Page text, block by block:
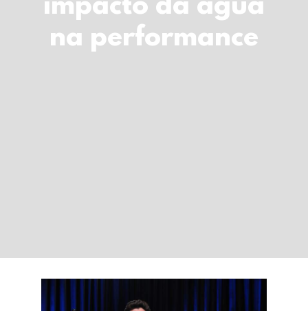
LOGIN
Carrinho
impacto da água
na performance